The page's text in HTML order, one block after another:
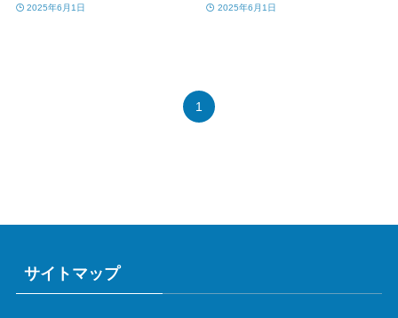
2025年6月1日 2025年6月1日
1
サイトマップ